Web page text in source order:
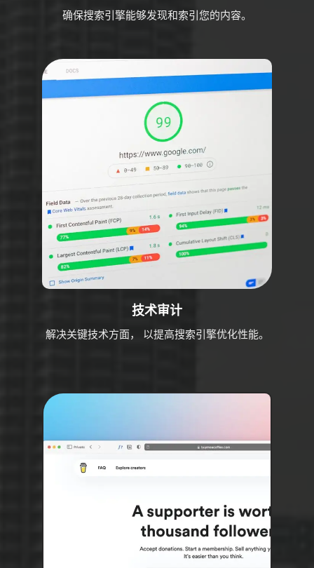
确保搜索引擎能够发现和索引您的内容。
技术审计
解决关键技术方面， 以提高搜索引擎优化性能。